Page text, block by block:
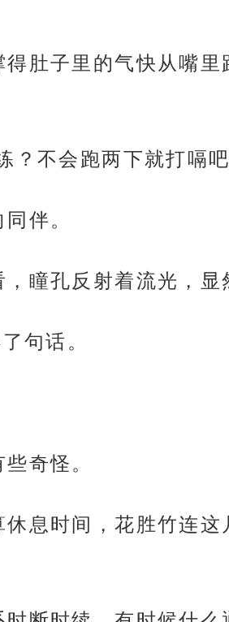
肚子里的气快从嘴
？不会跑两下就打嗝吧
伴。
瞳孔反射着流光，显
句话。
奇怪。
息时间，花胜竹连